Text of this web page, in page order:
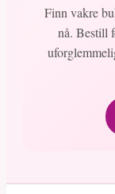
Finn vakre
nå. Bestill